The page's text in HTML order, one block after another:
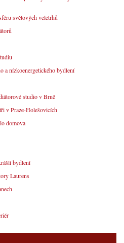
světových veletrhů
a nízkoenergetického bydlení
studio v Brně
v Praze-Holešovicích
domova
bydlení
Laurens